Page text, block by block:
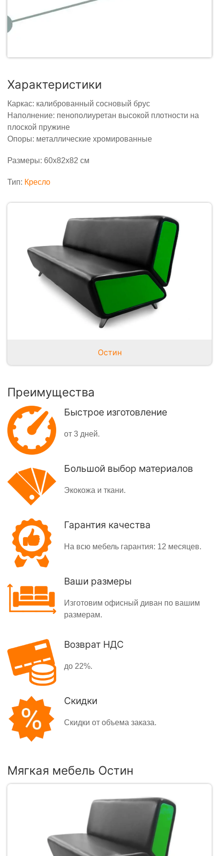
Характеристики
Каркас: калиброванный сосновый брус
Наполнение: пенополиуретан высокой плотности на
плоской пружине
Опоры: металлические хромированные
Размеры: 60х82х82 см
Тип: Кресло
Остин
Преимущества
Быстрое изготовление
от 3 дней.
Большой выбор материалов
Экокожа и ткани.
Гарантия качества
На всю мебель гарантия: 12 месяцев.
Ваши размеры
Изготовим офисный диван по вашим
размерам.
Возврат НДС
до 22%.
Скидки
Скидки от объема заказа.
Мягкая мебель Остин